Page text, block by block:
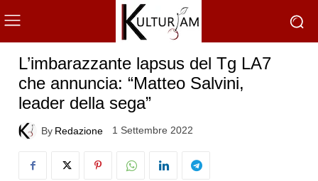
L’imbarazzante lapsus del Tg LA7
che annuncia: “Matteo Salvini,
leader della sega”
By Redazione 1 Settembre 2022